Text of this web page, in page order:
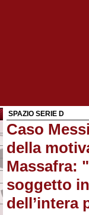
SPAZIO SERIE D
Caso
della
Massafra:
soggetto
dell’intera